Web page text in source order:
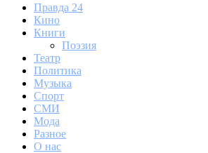
Правда 24
Кино
Книги
Поэзия
Театр
Политика
Музыка
Спорт
СМИ
Мода
Разное
О нас